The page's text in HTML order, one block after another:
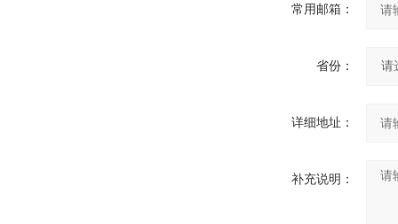
常用邮箱：
省份：
详细地址：
补充说明：